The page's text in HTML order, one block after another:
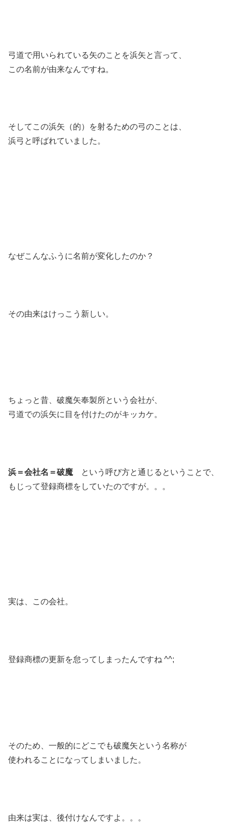
弓道で用いられている矢のことを浜矢と言って、
この名前が由来なんですね。
そしてこの浜矢（的）を射るための弓のことは、
浜弓と呼ばれていました。
なぜこんなふうに名前が変化したのか？
その由来はけっこう新しい。
ちょっと昔、破魔矢奉製所という会社が、
弓道での浜矢に目を付けたのがキッカケ。
浜＝会社名＝破魔 という呼び方と通じるということで、
もじって登録商標をしていたのですが。。。
実は、この会社。
登録商標の更新を怠ってしまったんですね ^^;
そのため、一般的にどこでも破魔矢という名称が
使われることになってしまいました。
由来は実は、後付けなんですよ。。。